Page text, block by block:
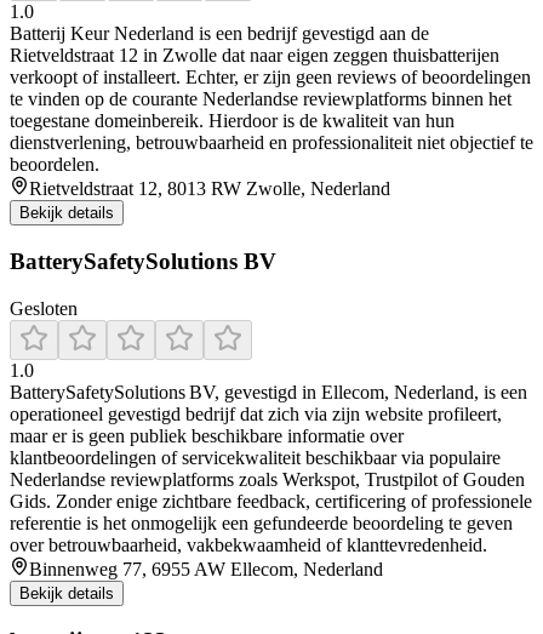
1.0
Batterij Keur Nederland is een bedrijf gevestigd aan de
Rietveldstraat 12 in Zwolle dat naar eigen zeggen thuisbatterijen
verkoopt of installeert. Echter, er zijn geen reviews of beoordelingen
te vinden op de courante Nederlandse reviewplatforms binnen het
toegestane domeinbereik. Hierdoor is de kwaliteit van hun
dienstverlening, betrouwbaarheid en professionaliteit niet objectief te
beoordelen.
Rietveldstraat 12, 8013 RW Zwolle, Nederland
Bekijk details
BatterySafetySolutions BV
Gesloten
1.0
BatterySafetySolutions BV, gevestigd in Ellecom, Nederland, is een
operationeel gevestigd bedrijf dat zich via zijn website profileert,
maar er is geen publiek beschikbare informatie over
klantbeoordelingen of servicekwaliteit beschikbaar via populaire
Nederlandse reviewplatforms zoals Werkspot, Trustpilot of Gouden
Gids. Zonder enige zichtbare feedback, certificering of professionele
referentie is het onmogelijk een gefundeerde beoordeling te geven
over betrouwbaarheid, vakbekwaamheid of klanttevredenheid.
Binnenweg 77, 6955 AW Ellecom, Nederland
Bekijk details